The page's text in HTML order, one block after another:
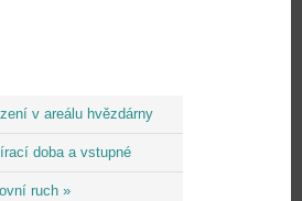
v areálu hvězdárny
doba a vstupné
ruch »